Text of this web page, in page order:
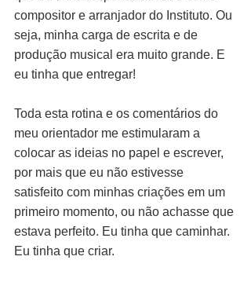
compositor e arranjador do Instituto. Ou
seja, minha carga de escrita e de
produção musical era muito grande. E
eu tinha que entregar!
Toda esta rotina e os comentários do
meu orientador me estimularam a
colocar as ideias no papel e escrever,
por mais que eu não estivesse
satisfeito com minhas criações em um
primeiro momento, ou não achasse que
estava perfeito. Eu tinha que caminhar.
Eu tinha que criar.